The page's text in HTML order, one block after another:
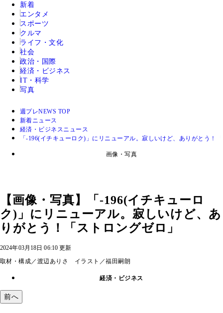
新着
エンタメ
スポーツ
クルマ
ライフ・文化
社会
政治・国際
経済・ビジネス
IT・科学
写真
週プレNEWS TOP
新着ニュース
経済・ビジネスニュース
「‐196(イチキューロク)」にリニューアル。寂しいけど、ありがとう！
画像・写真
【画像・写真】「‐196(イチキューロ
ク)」にリニューアル。寂しいけど、あ
りがとう！「ストロングゼロ」
2024年03月18日 06:10 更新
取材・構成／渡辺ありさ イラスト／福田嗣朗
経済・ビジネス
前へ